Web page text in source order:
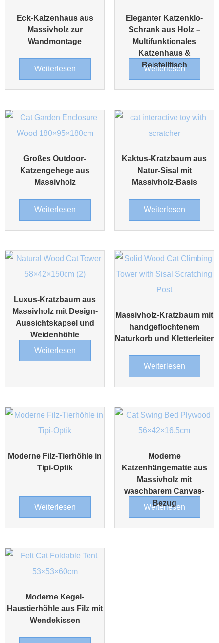
Eck-Katzenhaus aus
Massivholz zur
Wandmontage
Weiterlesen
Eleganter Katzenklo-
Schrank aus Holz –
Multifunktionales
Katzenhaus &
Beistelltisch
Weiterlesen
Großes Outdoor-
Katzengehege aus
Massivholz
Weiterlesen
Kaktus-Kratzbaum aus
Natur-Sisal mit
Massivholz-Basis
Weiterlesen
Luxus-Kratzbaum aus
Massivholz mit Design-
Aussichtskapsel und
Weidenhöhle
Weiterlesen
Massivholz-Kratzbaum mit
handgeflochtenem
Naturkorb und Kletterleiter
Weiterlesen
Moderne Filz-Tierhöhle in
Tipi-Optik
Weiterlesen
Moderne
Katzenhängematte aus
Massivholz mit
waschbarem Canvas-
Bezug
Weiterlesen
Moderne Kegel-
Haustierhöhle aus Filz mit
Wendekissen